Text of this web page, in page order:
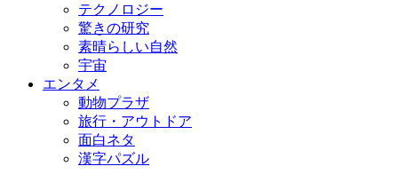
テクノロジー
驚きの研究
素晴らしい自然
宇宙
エンタメ
動物プラザ
旅行・アウトドア
面白ネタ
漢字パズル